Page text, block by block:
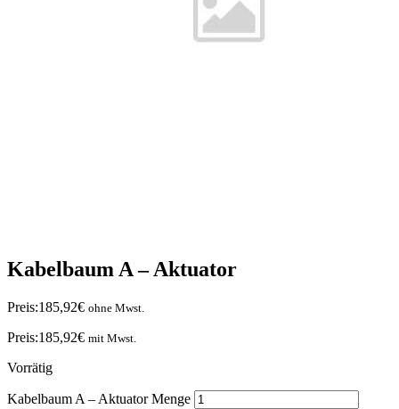
Kabelbaum A – Aktuator
Preis:185,92€ ohne Mwst.
Preis:185,92€ mit Mwst.
Vorrätig
Kabelbaum A – Aktuator Menge